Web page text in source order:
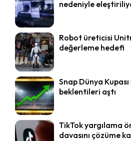
nedeniyle
Robot üreticisi
değerleme hedefi
Snap Dünya
beklentileri aştı
TikTok yargılama
davasını çözüme